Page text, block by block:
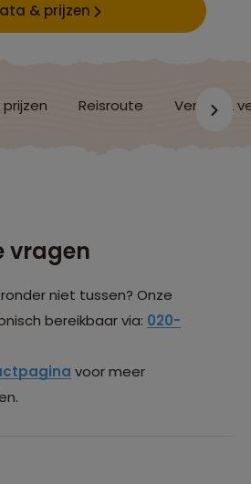
& prijzen
Reisroute Verblijf &
vragen
niet tussen? Onze
bereikbaar via: 020-
voor meer